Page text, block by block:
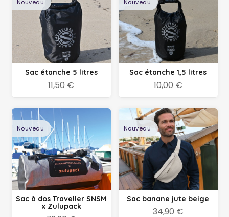
Nouveau
Sac étanche 5 litres
11,50 €
Nouveau
Sac étanche 1,5 litres
10,00 €
Nouveau
Sac à dos Traveller SNSM
x Zulupack
Nouveau
Sac banane jute beige
34,90 €